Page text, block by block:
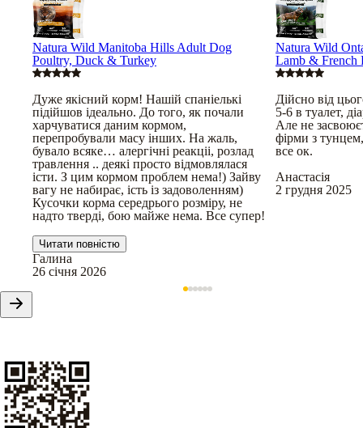
Natura Wild Manitoba Hills Adult Dog
Poultry, Duck & Turkey
Дуже якісний корм! Нашій спаніелькі
підійшов ідеально. До того, як почали
харчуватися даним кормом,
перепробували масу інших. На жаль,
бувало всяке… алергічні реакціі, розлад
травлення .. деякі просто відмовлялася
істи. З цим кормом проблем нема!) Зайву
вагу не набирає, ість із задоволенням)
Кусочки корма середрього розміру, не
надто тверді, бою майже нема. Все супер!
Читати повністю
Галина
26 січня 2026
Natura Wild
Lamb & French
Дійсно від
5-6 в туалет,
Але не
фірми з
все ок.
Анастасія
2 грудня 2025